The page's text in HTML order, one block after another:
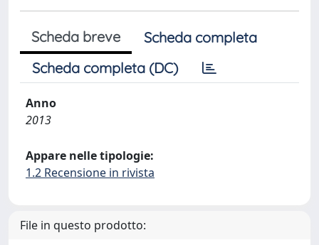
Scheda breve
Scheda completa
Scheda completa (DC)
Anno
2013
Appare nelle tipologie:
1.2 Recensione in rivista
File in questo prodotto: